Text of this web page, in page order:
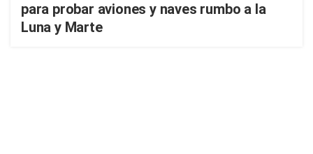
para probar aviones y naves rumbo a la
Luna y Marte